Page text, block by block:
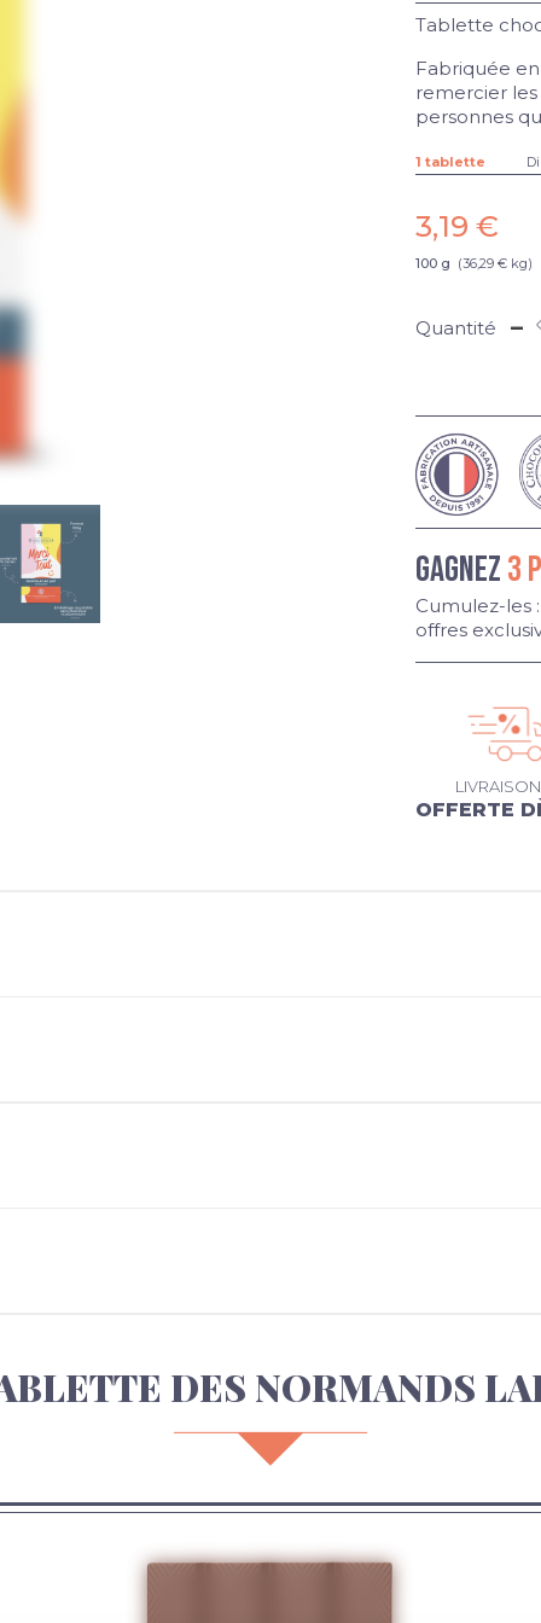
Tablette
Fabriquée
remercier
personnes
1 tablette
3,19 €
100 g (36,29 € kg)
Quantité -
GAGNEZ3
Cumulez-les
offres
OFFERTE
DES NORMANDS